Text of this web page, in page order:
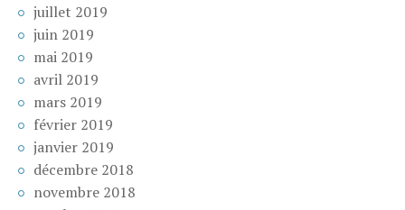
juillet 2019
juin 2019
mai 2019
avril 2019
mars 2019
février 2019
janvier 2019
décembre 2018
novembre 2018